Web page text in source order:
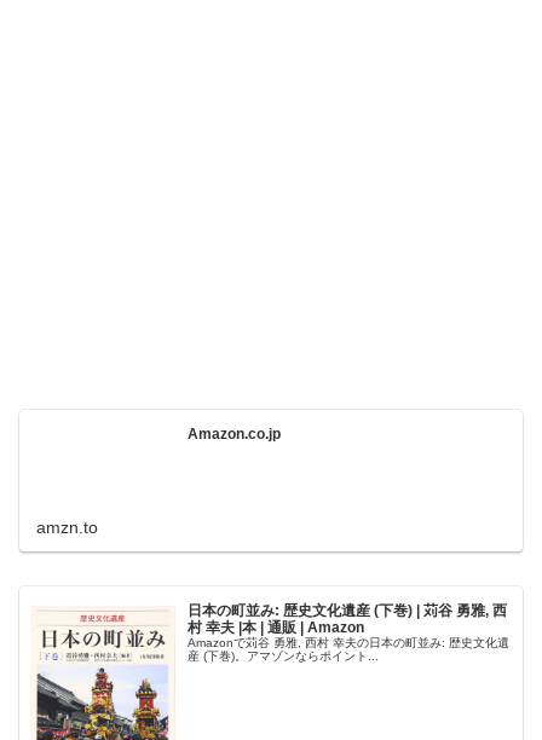
Amazon.co.jp
amzn.to
日本の町並み: 歴史文化遺産 (下巻) | 苅谷 勇雅, 西
村 幸夫 |本 | 通販 | Amazon
Amazonで苅谷 勇雅, 西村 幸夫の日本の町並み: 歴史文化遺
産 (下巻)。アマゾンならポイント...